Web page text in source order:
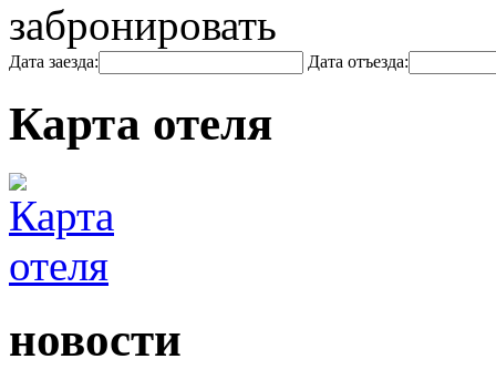
забронировать
Дата заезда: Дата отъезда:
Карта отеля
новости